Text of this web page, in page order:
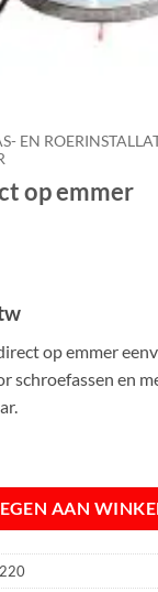
EN
op emmer
op emmer
schroefassen en
AAN